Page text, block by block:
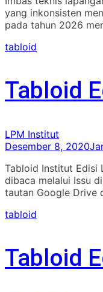
yang inkonsisten
pada tahun 2026
tabloid
Tabloid
LPM Institut
Desember 8, 2020
Tabloid Institut Edisi
dibaca melalui Issu
tautan Google Drive
tabloid
Tabloid